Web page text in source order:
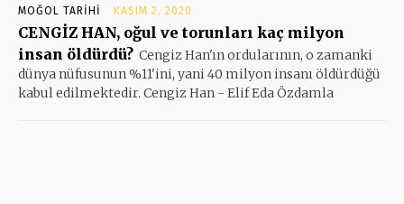
MOĞOL TARIHI KASIM 2, 2020
CENGİZ HAN, oğul ve torunları kaç milyon
insan öldürdü? Cengiz Han'ın ordularının, o zamanki
dünya nüfusunun %11'ini, yani 40 milyon insanı öldürdüğü
kabul edilmektedir. Cengiz Han - Elif Eda Özdamla